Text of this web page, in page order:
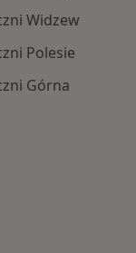
Widzew
Polesie
Górna